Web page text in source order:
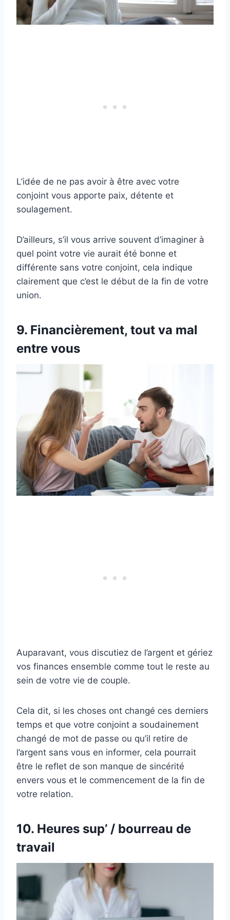
L’idée de ne pas avoir à être avec votre
conjoint vous apporte paix, détente et
soulagement.
D’ailleurs, s’il vous arrive souvent d’imaginer à
quel point votre vie aurait été bonne et
différente sans votre conjoint, cela indique
clairement que c’est le début de la fin de votre
union.
9. Financièrement, tout va mal
entre vous
Auparavant, vous discutiez de l’argent et gériez
vos finances ensemble comme tout le reste au
sein de votre vie de couple.
Cela dit, si les choses ont changé ces derniers
temps et que votre conjoint a soudainement
changé de mot de passe ou qu’il retire de
l’argent sans vous en informer, cela pourrait
être le reflet de son manque de sincérité
envers vous et le commencement de la fin de
votre relation.
10. Heures sup’ / bourreau de
travail